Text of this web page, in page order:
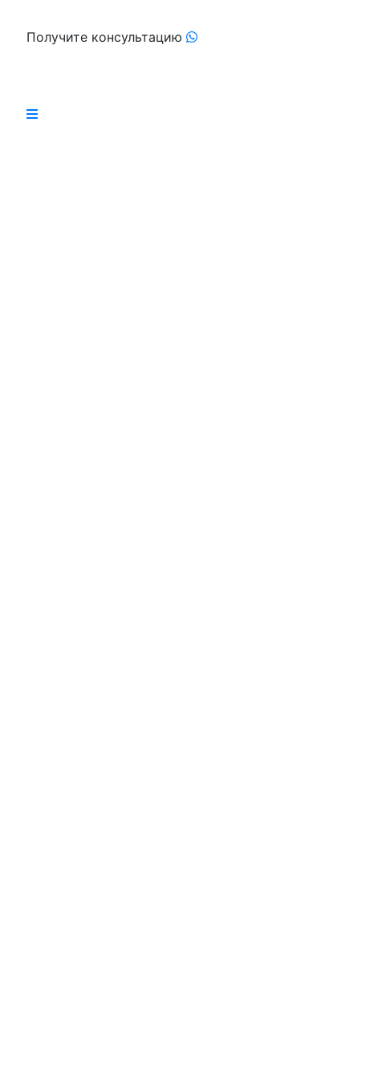
Получите консультацию